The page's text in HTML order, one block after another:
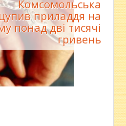
Комсомольська
приладдя на
понад дві тисячі
гривень